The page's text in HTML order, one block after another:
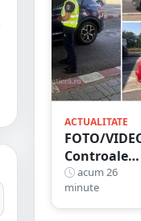
ACTUALITATE
FOTO/
Controale
„reinstituite”
temporar la
frontiera cu
acum 26
minute